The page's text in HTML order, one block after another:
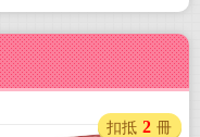
扣抵 2 冊